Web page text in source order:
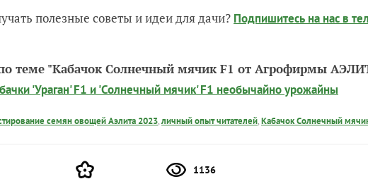
полезные советы и идеи для дачи? Подпишитесь на нас в
по теме "Кабачок Солнечный мячик F1 от Агрофирмы
'Ураган' F1 и 'Солнечный мячик' F1 необычайно урожайны
семян овощей Аэлита 2023,личный опыт читателей,Кабачок Солнечный
1136